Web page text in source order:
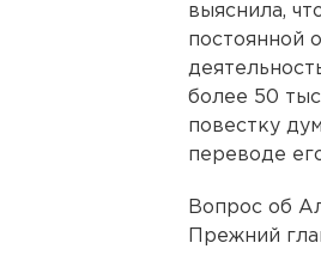
выяснила,
постоянной
более 50
повестку
переводе
Вопрос об
Прежний